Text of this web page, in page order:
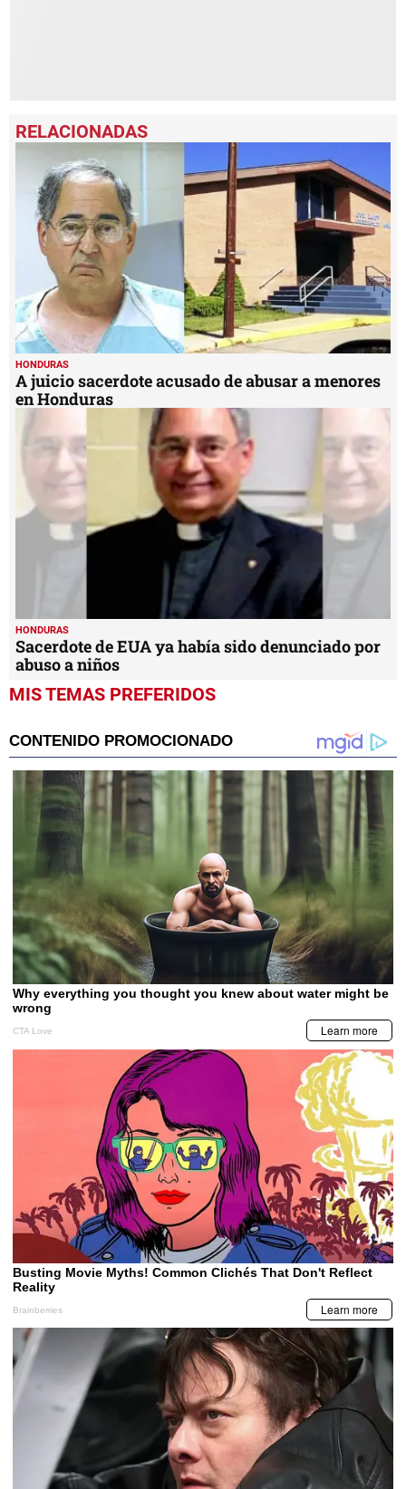
HONDURAS
A juicio sacerdote acusado de abusar a menores
en Honduras
HONDURAS
Sacerdote de EUA ya había sido denunciado por
abuso a niños
MIS TEMAS PREFERIDOS